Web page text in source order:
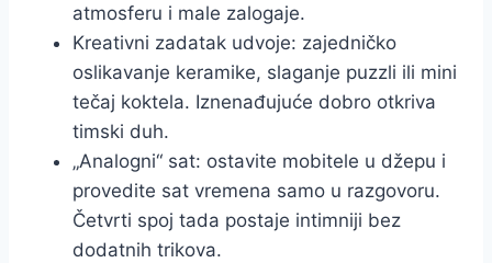
atmosferu i male zalogaje.
Kreativni zadatak udvoje: zajedničko
oslikavanje keramike, slaganje puzzli ili mini
tečaj koktela. Iznenađujuće dobro otkriva
timski duh.
„Analogni“ sat: ostavite mobitele u džepu i
provedite sat vremena samo u razgovoru.
Četvrti spoj tada postaje intimniji bez
dodatnih trikova.